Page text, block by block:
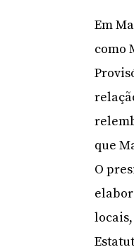
Em
como
que
O